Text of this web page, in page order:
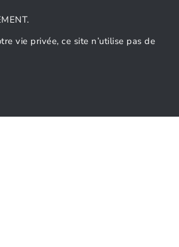
vie privée, ce site n’utilise pas de